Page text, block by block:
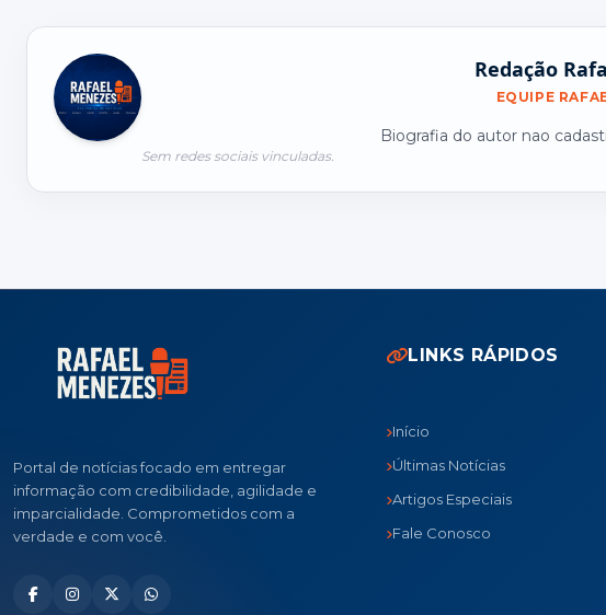
Redação
EQUIPE
Biografia do autor nao
Sem redes sociais vinculadas.
Portal de notícias focado em entregar
informação com credibilidade, agilidade e
imparcialidade. Comprometidos com a
verdade e com você.
LINKS RÁPIDOS
Início
Últimas Notícias
Artigos Especiais
Fale Conosco